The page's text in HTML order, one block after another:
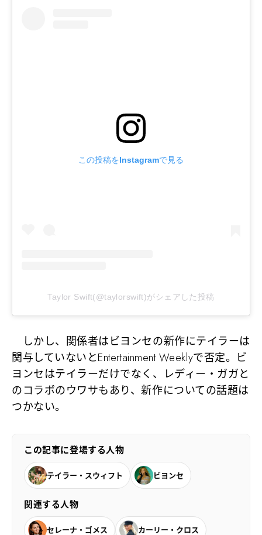
この投稿をInstagramで見る
Taylor Swift(@taylorswift)がシェアした投稿
しかし、関係者はビヨンセの新作にテイラーは
関与していないとEntertainment Weeklyで否定。ビ
ヨンセはテイラーだけでなく、レディー・ガガと
のコラボのウワサもあり、新作についての話題は
つかない。
この記事に登場する人物
テイラー・スウィフト ビヨンセ
関連する人物
セレーナ・ゴメス カーリー・クロス